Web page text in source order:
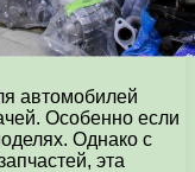
автомобилей
Особенно если
Однако с
эта